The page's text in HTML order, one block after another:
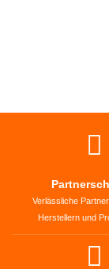
Verlässliche
Herstellern und